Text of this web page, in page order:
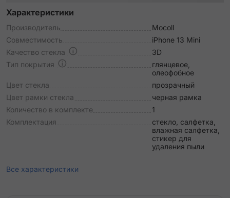
Характеристики
Производитель
Mocoll
Совместимость
iPhone 13 Mini
Качество стекла
3D
Тип покрытия
глянцевое,
олеофобное
Цвет стекла
прозрачный
Цвет рамки стекла
черная рамка
Количество в комплекте
1
Комплектация
стекло, салфетка,
влажная салфетка,
стикер для
удаления пыли
Все характеристики